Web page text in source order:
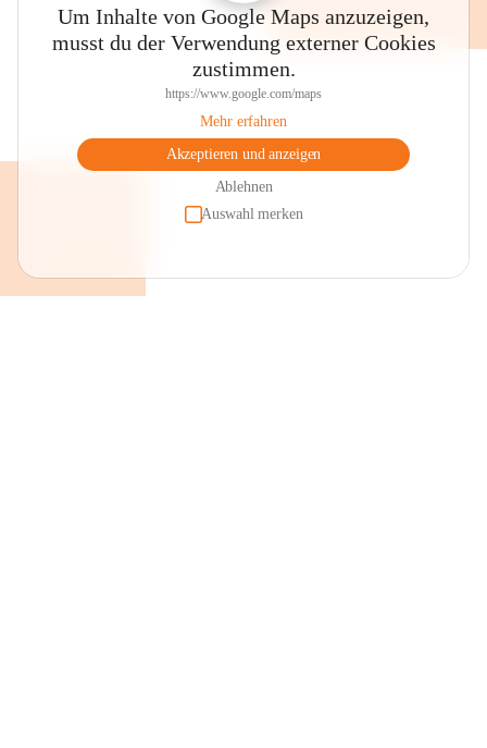
Um Inhalte von Google Maps anzuzeigen,
musst du der Verwendung externer Cookies
zustimmen.
https://www.google.com/maps
Mehr erfahren
Akzeptieren und anzeigen
Ablehnen
Auswahl merken